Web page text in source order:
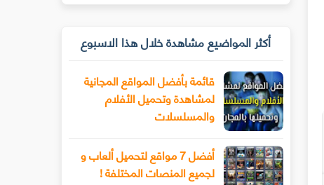
أكثر المواضيع مشاهدة خلال هذا الاسبوع
قائمة بأفضل المواقع المجانية
لمشاهدة وتحميل الأفلام
والمسلسلات
أفضل 7 مواقع لتحميل ألعاب و
لجميع المنصات المختلفة !